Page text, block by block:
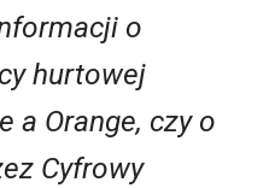
o
hurtowej
a Orange, czy o
Cyfrowy